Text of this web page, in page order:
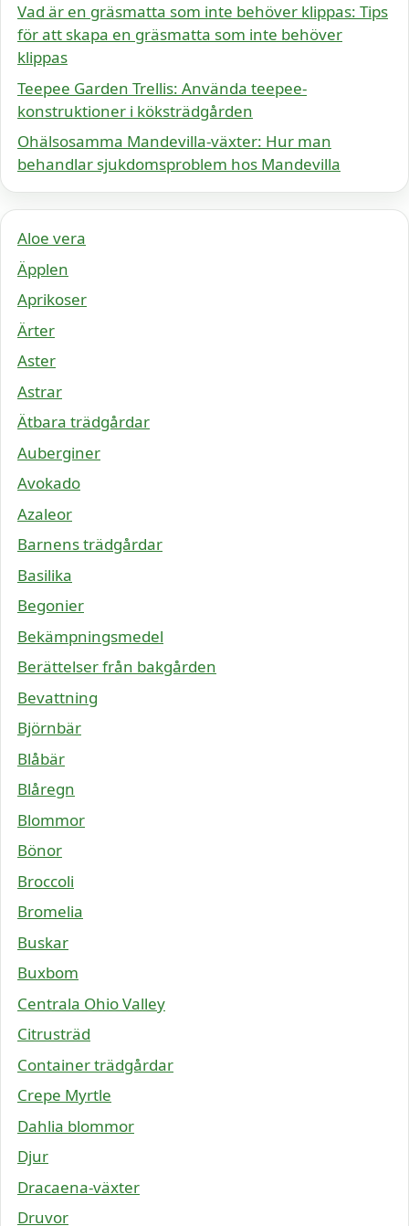
Vad är en gräsmatta som inte behöver klippas: Tips
för att skapa en gräsmatta som inte behöver
klippas
Teepee Garden Trellis: Använda teepee-
konstruktioner i köksträdgården
Ohälsosamma Mandevilla-växter: Hur man
behandlar sjukdomsproblem hos Mandevilla
Aloe vera
Äpplen
Aprikoser
Ärter
Aster
Astrar
Ätbara trädgårdar
Auberginer
Avokado
Azaleor
Barnens trädgårdar
Basilika
Begonier
Bekämpningsmedel
Berättelser från bakgården
Bevattning
Björnbär
Blåbär
Blåregn
Blommor
Bönor
Broccoli
Bromelia
Buskar
Buxbom
Centrala Ohio Valley
Citrusträd
Container trädgårdar
Crepe Myrtle
Dahlia blommor
Djur
Dracaena-växter
Druvor